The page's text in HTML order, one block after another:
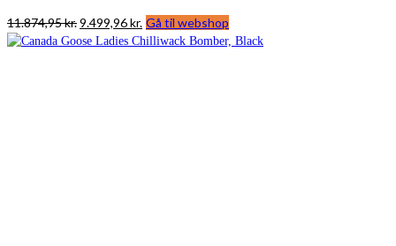
11.874,95kr.Den
oprindelige
9.499,96kr. Den
aktuelle
Gå til webshop